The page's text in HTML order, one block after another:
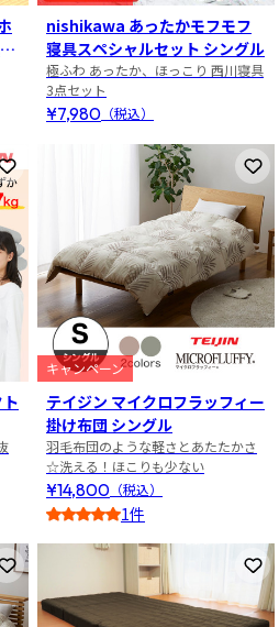
nishikawa あったかモフモフ
寝具スペシャルセット シングル
極ふわ あったか、ほっこり 西川寝具
3点セット
¥7,980 （税込）
お気に入りに登録 お
キャンペーン
テイジン マイクロフラッフィー
掛け布団 シングル
羽毛布団のような軽さとあたたかさ
☆洗える！ほこりも少ない
¥14,800 （税込）
1件
お気に入りに登録 お